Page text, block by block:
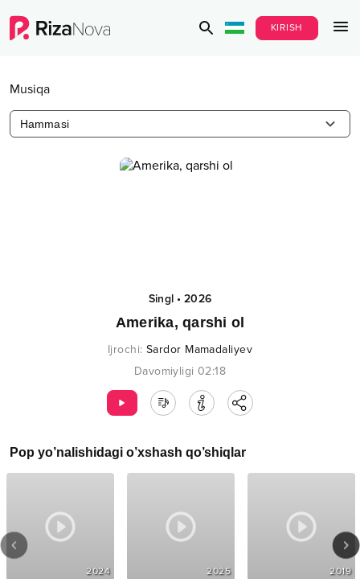
KIRISH
Musiqa
Hammasi
Singl•2026
Amerika, qarshi ol
Ijrochi:Sardor Mamadaliyev
Davomiyligi 02:18
Pop yo’nalishidagi o’xshash qo’shiqlar
2024 2025 2019